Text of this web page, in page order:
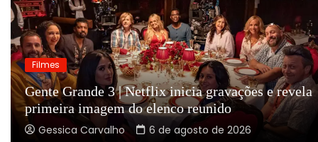
Filmes
Gente Grande 3 | Netflix inicia gravações e revela
primeira imagem do elenco reunido
Gessica Carvalho 6 de agosto de 2026